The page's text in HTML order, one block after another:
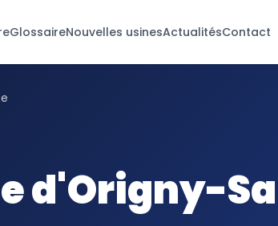
GlossaireNouvelles usinesActualitésContact
d'Origny-